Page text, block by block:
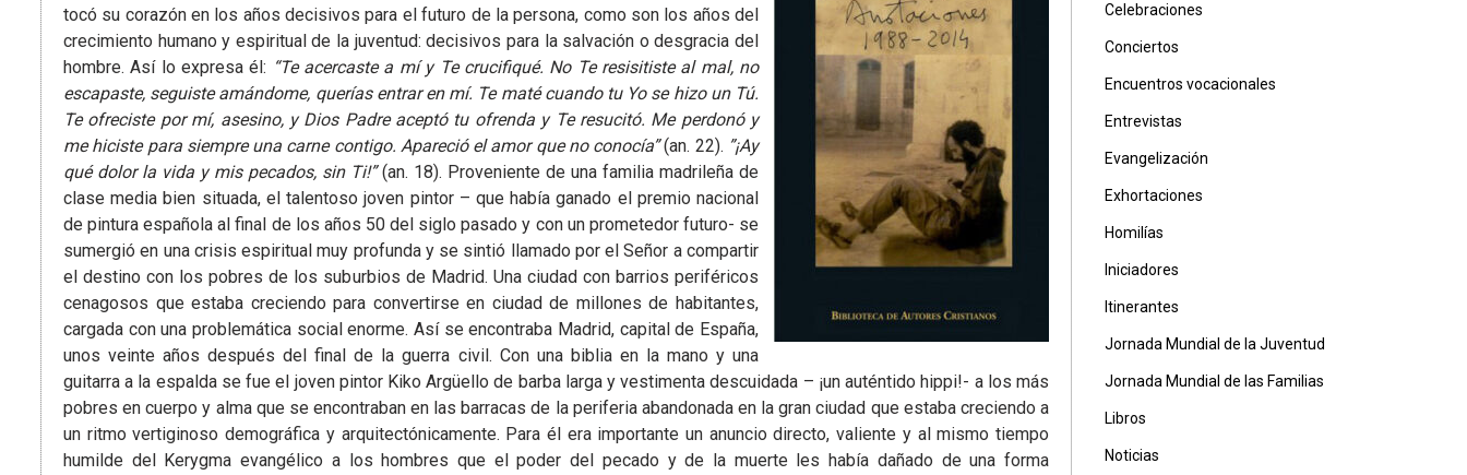
tocó su corazón en los años decisivos para el futuro de la persona, como son los años del
crecimiento humano y espiritual de la juventud: decisivos para la salvación o desgracia del
hombre. Así lo expresa él: “Te acercaste a mí y Te crucifiqué. No Te resisitiste al mal, no
escapaste, seguiste amándome, querías entrar en mí. Te maté cuando tu Yo se hizo un Tú.
Te ofreciste por mí, asesino, y Dios Padre aceptó tu ofrenda y Te resucitó. Me perdonó y
me hiciste para siempre una carne contigo. Apareció el amor que no conocía”(an. 22). ”¡Ay
qué dolor la vida y mis pecados, sin Ti!”(an. 18). Proveniente de una familia madrileña de
clase media bien situada, el talentoso joven pintor – que había ganado el premio nacional
de pintura española al final de los años 50 del siglo pasado y con un prometedor futuro- se
sumergió en una crisis espiritual muy profunda y se sintió llamado por el Señor a compartir
el destino con los pobres de los suburbios de Madrid. Una ciudad con barrios periféricos
cenagosos que estaba creciendo para convertirse en ciudad de millones de habitantes,
cargada con una problemática social enorme. Así se encontraba Madrid, capital de España,
unos veinte años después del final de la guerra civil. Con una biblia en la mano y una
guitarra a la espalda se fue el joven pintor Kiko Argüello de barba larga y vestimenta descuidada – ¡un auténtido hippi!- a los más
pobres en cuerpo y alma que se encontraban en las barracas de la periferia abandonada en la gran ciudad que estaba creciendo a
un ritmo vertiginoso demográfica y arquitectónicamente. Para él era importante un anuncio directo, valiente y al mismo tiempo
humilde del Kerygma evangélico a los hombres que el poder del pecado y de la muerte les había dañado de una forma
Celebraciones
Conciertos
Encuentros vocacionales
Entrevistas
Evangelización
Exhortaciones
Homilías
Iniciadores
Itinerantes
Jornada Mundial de la Juventud
Jornada Mundial de las Familias
Libros
Noticias